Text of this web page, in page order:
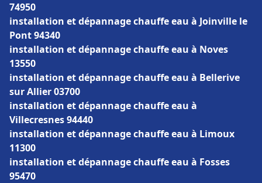
74950
installation et dépannage chauffe eau à Joinville le
Pont 94340
installation et dépannage chauffe eau à Noves
13550
installation et dépannage chauffe eau à Bellerive
sur Allier 03700
installation et dépannage chauffe eau à
Villecresnes 94440
installation et dépannage chauffe eau à Limoux
11300
installation et dépannage chauffe eau à Fosses
95470